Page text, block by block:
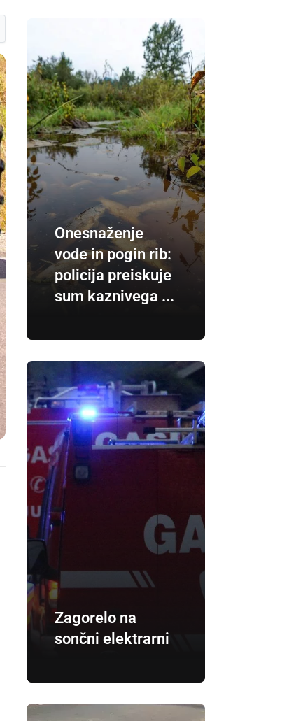
Onesnaženje
vode in pogin rib:
policija preiskuje
sum kaznivega ...
Zagorelo na
sončni elektrarni